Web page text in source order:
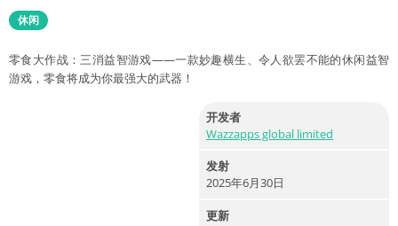
休闲
零食大作战：三消益智游戏——一款妙趣横生、令人欲罢不能的休闲益智
游戏，零食将成为你最强大的武器！
开发者
Wazzapps global limited
发射
2025年6月30日
更新